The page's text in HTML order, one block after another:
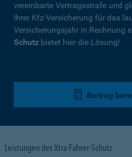
vereinbarte Vertragsstrafe und
Ihrer Kfz-Versicherung für das
Versicherungsjahr in Rechnung
Schutz bietet hier die Lösung!
Beitrag
Leistungen des Xtra-Fahrer-Schutz